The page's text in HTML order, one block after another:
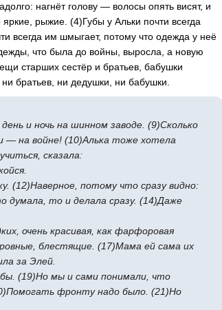
нагнёт голову — волосы опять висят, и
рыжие. (4)Губы у Альки почти всегда
всегда им шмыгает, потому что одежда у неё
что была до войны, выросла, а новую
старших сестёр и братьев, бабушки
братьев, ни дедушки, ни бабушки.
и ночь на шинном заводе. (9)Сколько
— на войне! (10)Алька тоже хотела
сказала:
(12)Наверное, потому что сразу видно:
думала, то и делала сразу. (14)Даже
очень красивая, как фарфоровая
блестящие. (17)Мама ей сама их
за Элей.
(19)Но мы и сами понимали, что
фронту надо было. (21)Но